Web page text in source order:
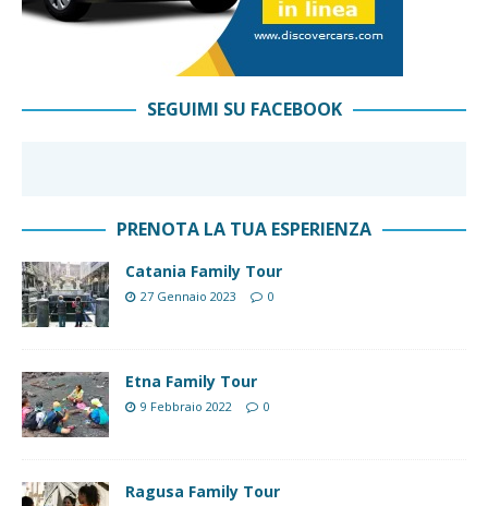
SEGUIMI SU FACEBOOK
PRENOTA LA TUA ESPERIENZA
Catania Family Tour
27 Gennaio 2023 0
Etna Family Tour
9 Febbraio 2022 0
Ragusa Family Tour